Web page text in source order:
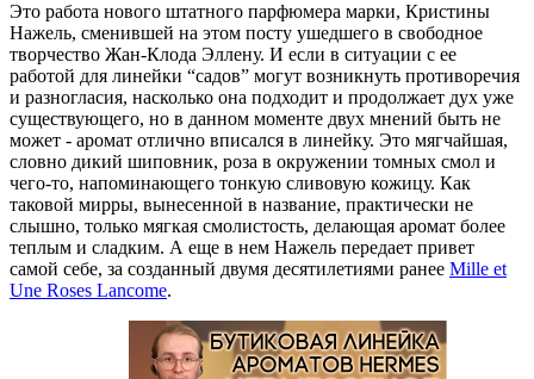
Это работа нового штатного парфюмера марки, Кристины
Нажель, сменившей на этом посту ушедшего в свободное
творчество Жан-Клода Эллену. И если в ситуации с ее
работой для линейки “садов” могут возникнуть противоречия
и разногласия, насколько она подходит и продолжает дух уже
существующего, но в данном моменте двух мнений быть не
может - аромат отлично вписался в линейку. Это мягчайшая,
словно дикий шиповник, роза в окружении томных смол и
чего-то, напоминающего тонкую сливовую кожицу. Как
таковой мирры, вынесенной в название, практически не
слышно, только мягкая смолистость, делающая аромат более
теплым и сладким. А еще в нем Нажель передает привет
самой себе, за созданный двумя десятилетиями ранее Mille et
Une Roses Lancome.